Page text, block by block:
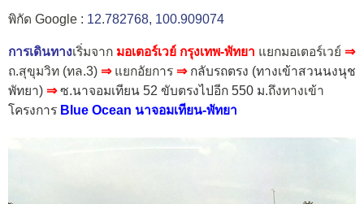
พิกัด Google : 12.782768, 100.909074
การเดินทางเริ่มจาก มอเตอร์เวย์ กรุงเทพ-พัทยา แยกมอเตอร์เวย์ ⇒
ถ.สุขุมวิท (ทล.3) ⇒แยกอัยการ ⇒ กลับรถตรง (ทางเข้าสวนนงนุช
พัทยา) ⇒ซ.นาจอมเทียน 52 ขับตรงไปอีก 550 ม.ถึงทางเข้า
โครงการ Blue Ocean นาจอมเทียน-พัทยา